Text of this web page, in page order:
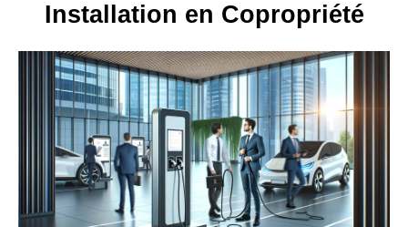
Installation en Copropriété